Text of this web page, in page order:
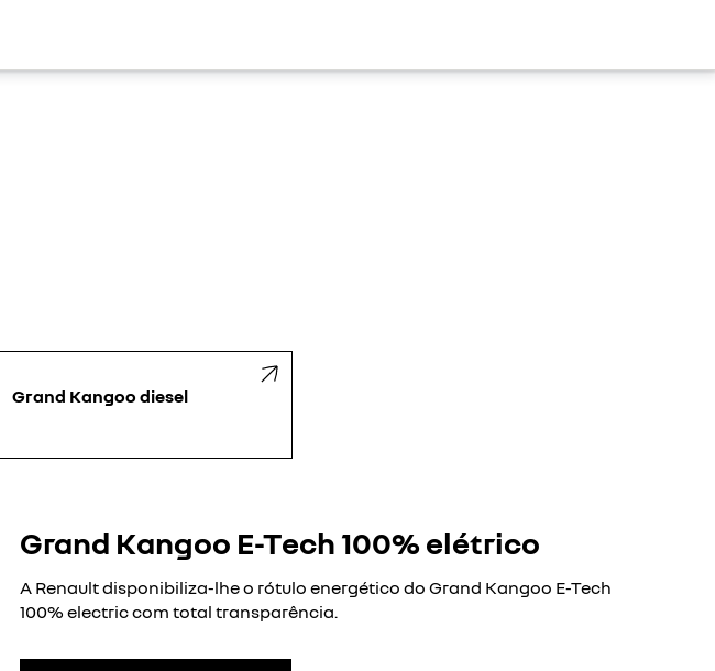
Grand Kangoo diesel
Grand Kangoo E-Tech 100% elétrico
A Renault disponibiliza-lhe o rótulo energético do Grand Kangoo E-Tech
100% electric com total transparência.